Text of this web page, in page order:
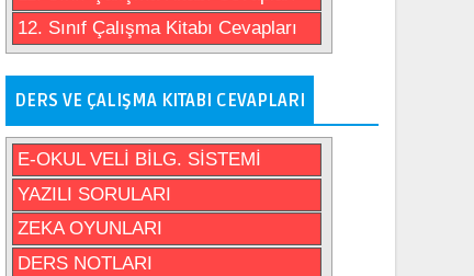
12. Sınıf Çalışma Kitabı Cevapları
DERS VE ÇALIŞMA KITABI CEVAPLARI
E-OKUL VELİ BİLG. SİSTEMİ
YAZILI SORULARI
ZEKA OYUNLARI
DERS NOTLARI